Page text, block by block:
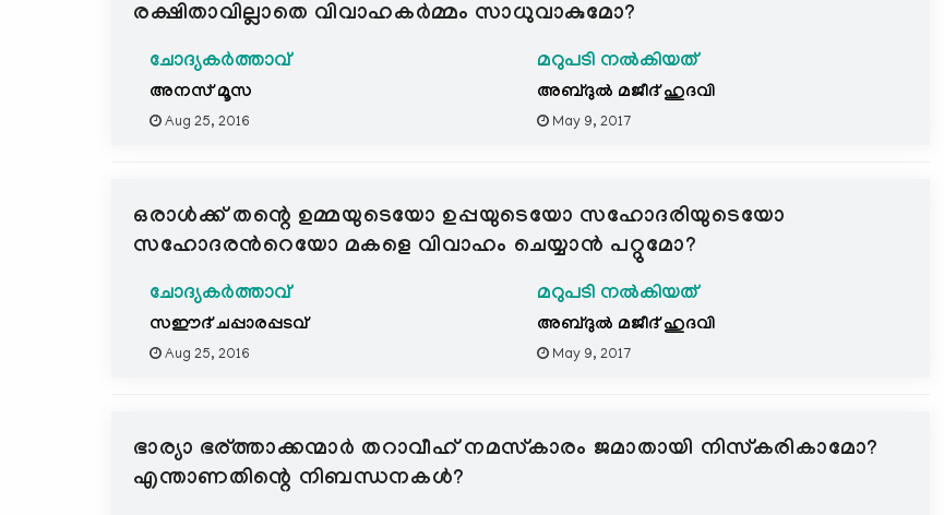
രക്ഷിതാവില്ലാതെ വിവാഹകര്‍മ്മം സാധുവാകുമോ?
ചോദ്യകർത്താവ്
അനസ് മൂസ
Aug 25, 2016
മറുപടി നൽകിയത്
അബ്ദുല്‍ മജീദ് ഹുദവി
May 9, 2017
ഒരാള്‍ക്ക് തന്റെ ഉമ്മയുടെയോ ഉപ്പയുടെയോ സഹോദരിയുടെയോ
സഹോദരന്‍റെയോ മകളെ വിവാഹം ചെയ്യാന്‍ പറ്റുമോ?
ചോദ്യകർത്താവ്
സഈദ് ചപ്പാരപ്പടവ്
Aug 25, 2016
മറുപടി നൽകിയത്
അബ്ദുല്‍ മജീദ് ഹുദവി
May 9, 2017
ഭാര്യാ ഭര്ത്താക്കന്മാര്‍ തറാവീഹ് നമസ്കാരം ജമാതായി നിസ്കരികാമോ?
എന്താണതിന്റെ നിബന്ധനകള്‍?